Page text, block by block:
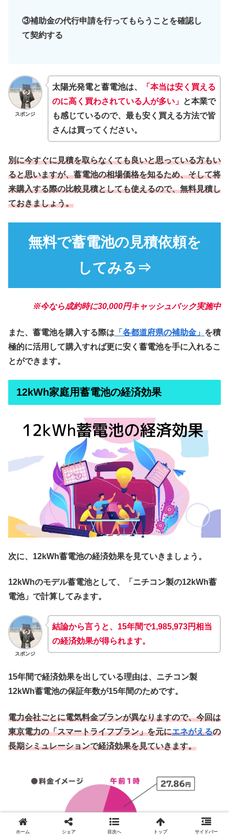
③補助金の代行申請を行ってもらうことを確認し
て契約する
スポンジ
太陽光発電と蓄電池は、
「本当は安く買える
のに高く買わされている人が多い」 と本業で
も感じているので、最も安く買える方法で皆
さんは買ってください。
別に今すぐに見積を取らなくても良いと思っている方もい
ると思いますが、蓄電池の相場価格を知るため、そして将
来購入する際の比較見積としても使えるので、無料見積し
ておきましょう。
無料で蓄電池の見積依頼を
してみる⇒
※今なら成約時に30,000円キャッシュバック実施中
また、蓄電池を購入する際は 「各都道府県の補助金」 を積
極的に活用して購入すれば更に安く蓄電池を手に入れるこ
とができます。
12kWh家庭用蓄電池の経済効果
次に、12kWh蓄電池の経済効果を見ていきましょう。
12kWhのモデル蓄電池として、「ニチコン製の12kWh蓄
電池」で計算してみます。
スポンジ
結論から言うと、15年間で1,985,973円相当
の経済効果が得られます。
15年間で経済効果を出している理由は、ニチコン製
12kWh蓄電池の保証年数が15年間のためです。
電力会社ごとに電気料金プランが異なりますので、今回は
東京電力の「スマートライフプラン」を元にエネがえるの
長期シミュレーションで経済効果を見ていきます。
ホーム シェア 目次へ トップ サイドバー